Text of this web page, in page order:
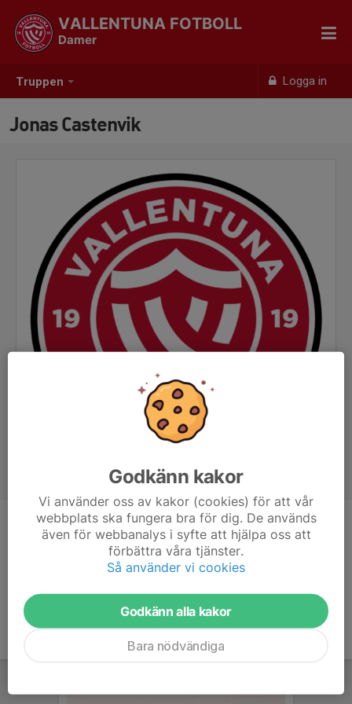
Truppen Logga in
VALLENTUNA FOTBOLL
Damer
Jonas Castenvik
Assisterande tränare
47 år
Godkänn kakor
Vi använder oss av kakor (cookies) för att vår
webbplats ska fungera bra för dig. De används
även för webbanalys i syfte att hjälpa oss att
förbättra våra tjänster.
Så använder vi cookies
Godkänn alla kakor
Bara nödvändiga